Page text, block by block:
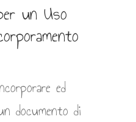
un Uso
ed
documento di